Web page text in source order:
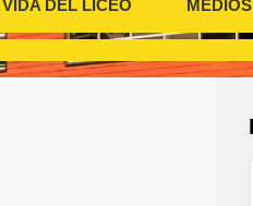
VIDA DEL LICEO MEDIOS